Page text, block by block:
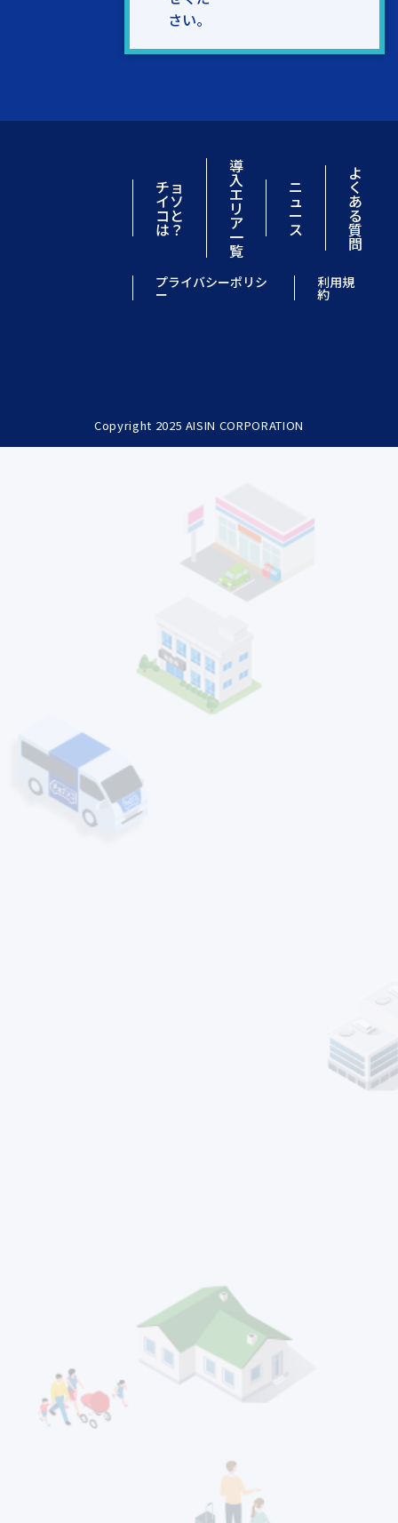
さい。
チョ
イソ
コと
は？
導
入
エ
リ
ア
一
覧
ニ
ュ
ー
ス
よ
く
あ
る
質
問
プライバシーポリシ
ー
利用規
約
Copyright 2025 AISIN CORPORATION